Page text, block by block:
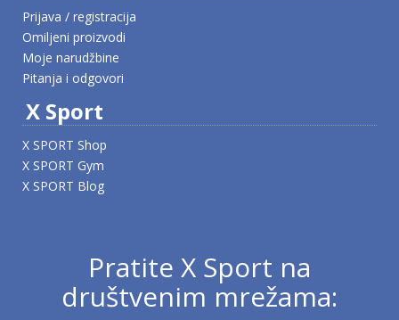
Prijava / registracija
Omiljeni proizvodi
Moje narudžbine
Pitanja i odgovori
X Sport
X SPORT Shop
X SPORT Gym
X SPORT Blog
Pratite X Sport na
društvenim mrežama: